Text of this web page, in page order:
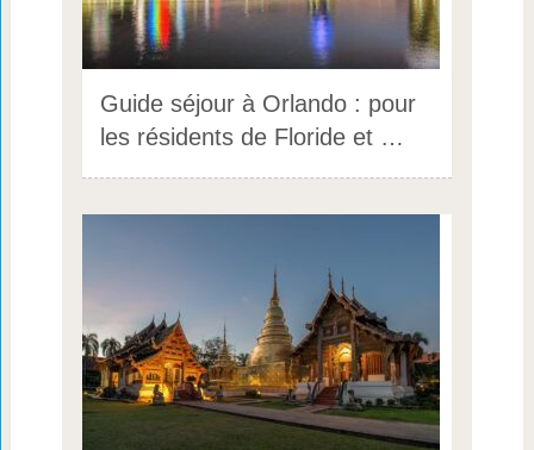
Guide séjour à Orlando : pour
les résidents de Floride et …